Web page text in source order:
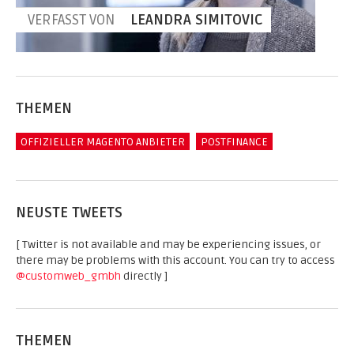
VERFASST VON LEANDRA SIMITOVIC
THEMEN
OFFIZIELLER MAGENTO ANBIETER POSTFINANCE
NEUSTE TWEETS
[ Twitter is not available and may be experiencing issues, or
there may be problems with this account. You can try to access
@customweb_gmbh directly ]
THEMEN